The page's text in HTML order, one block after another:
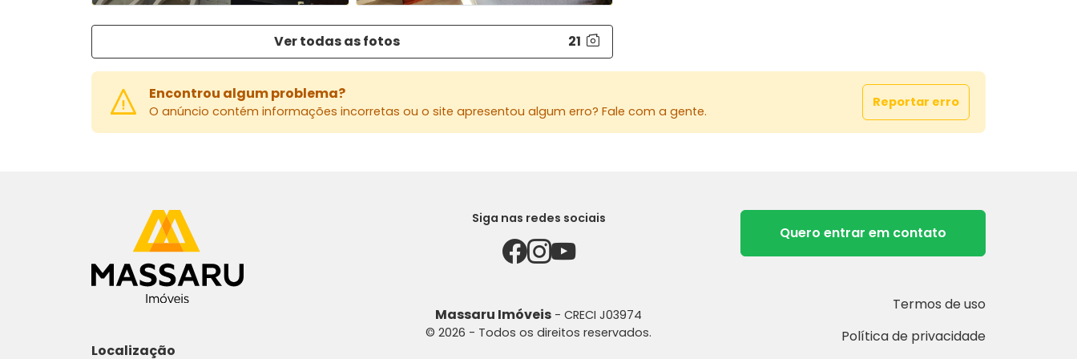
Ver todas as fotos 21
Analisa como parte do pagamento imóvel até 50%
do valor (na região sul) ou veiculo seminovo.
Av. Herval, 1322, Zona 07 - Maringá/PR
44 99119-1555 Corretor Orozil
E-mail: vendasgrupomassaru@gmail.com
Encontrou algum problema?
O anúncio contém informações incorretas ou o site apresentou algum erro? Fale com a gente.
Reportar erro
Localização
Siga nas redes sociais
Massaru Imóveis - CRECI J03974
© 2026 - Todos os direitos reservados.
Quero entrar em contato
Termos de uso
Política de privacidade